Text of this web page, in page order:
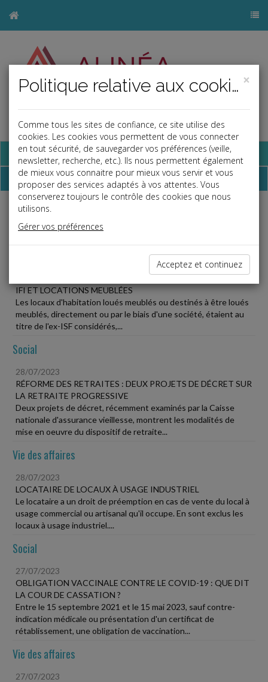
Base documentaire
Dépêches
Liste des dernières dépêches
IFI ET LOCATIONS MEUBLÉES
Les locaux d'habitation loués meublés ou destinés à être loués
meublés, directement ou par le biais d'une société, étaient au
titre de l'ex-ISF considérés,...
Social
28/07/2023
RÉFORME DES RETRAITES : DEUX PROJETS DE DÉCRET SUR
LA RETRAITE PROGRESSIVE
Deux projets de décret, récemment examinés par la Caisse
nationale d'assurance vieillesse, montrent les modalités de
mise en oeuvre du dispositif de retraite...
Vie des affaires
28/07/2023
LOCATAIRE DE LOCAUX À USAGE INDUSTRIEL
Le locataire a un droit de préemption en cas de vente du local à
usage commercial ou artisanal qu'il occupe. En sont exclus les
locaux à usage industriel....
Social
27/07/2023
OBLIGATION VACCINALE CONTRE LE COVID-19 : QUE DIT
LA COUR DE CASSATION ?
Entre le 15 septembre 2021 et le 15 mai 2023, sauf contre-
indication médicale ou présentation d'un certificat de
rétablissement, une obligation de vaccination...
Vie des affaires
27/07/2023
×
Politique relative aux cookies
Comme tous les sites de confiance, ce site utilise des
cookies. Les cookies vous permettent de vous connecter
en tout sécurité, de sauvegarder vos préférences (veille,
newsletter, recherche, etc.). Ils nous permettent également
de mieux vous connaitre pour mieux vous servir et vous
proposer des services adaptés à vos attentes. Vous
conserverez toujours le contrôle des cookies que nous
utilisons.
Gérer vos préférences
Acceptez et continuez